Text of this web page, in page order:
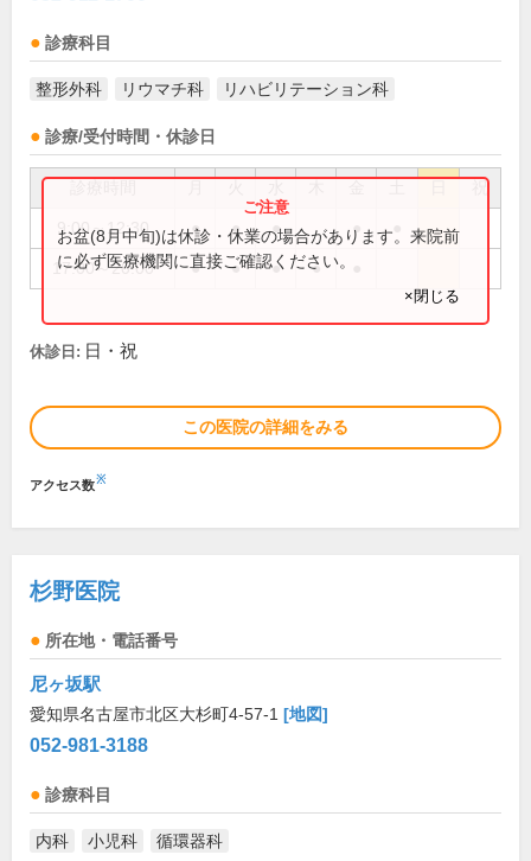
診療科目
整形外科 リウマチ科 リハビリテーション科
診療/受付時間・休診日
祝
9:00～12:30 ● ● ● ●
17:00～20:00 ● ● ● ●
お盆(8月中旬)は休診・休業の場合があります。来院前
に必ず医療機関に直接ご確認ください。
×閉じる
休診日: 日・祝
この医院の詳細をみる
アクセス数※
杉野医院
所在地・電話番号
尼ヶ坂駅
愛知県名古屋市北区大杉町4-57-1 [地図]
052-981-3188
診療科目
内科 小児科 循環器科